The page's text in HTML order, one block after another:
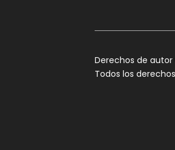
​Derechos de
Todos los